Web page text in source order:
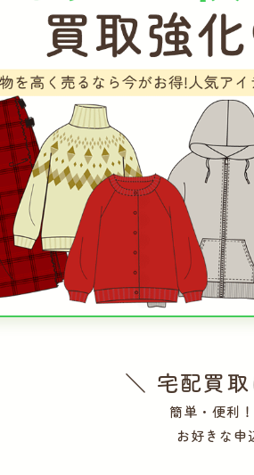
＼ 宅配買
簡単・便利
お好きな申